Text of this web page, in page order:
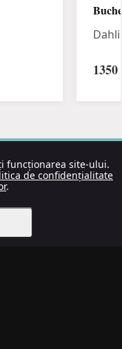
1350
funcționarea site-ului.
de confidențialitate
.